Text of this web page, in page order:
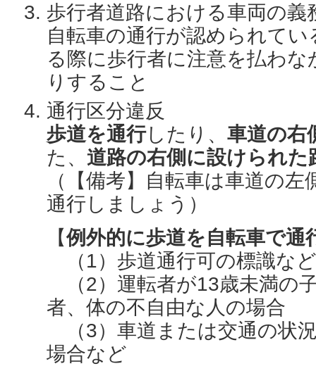
歩行者道路における車両の義
自転車の通行が認められて
る際に歩行者に注意を払わ
りすること
通行区分違反
歩道を通行したり、 車道の右
た、 道路の右側に設けられた
（【備考】自転車は車道の
通行しましょう）
【例外的に歩道を自転車で通
（1）歩道通行可の標識な
（2）運転者が13歳未満の
者、体の不自由な人の場合
（3）車道または交通の状
場合など